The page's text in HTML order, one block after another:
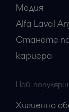
Медия
Alfa Laval
Станете
кариера
Най-
Хигиенно